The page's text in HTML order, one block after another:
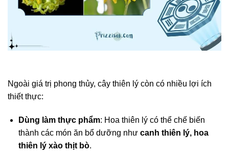
Ngoài giá trị phong thủy, cây thiên lý còn có nhiều lợi ích
thiết thực:
Dùng làm thực phẩm: Hoa thiên lý có thể chế biến
thành các món ăn bổ dưỡng như canh thiên lý, hoa
thiên lý xào thịt bò.